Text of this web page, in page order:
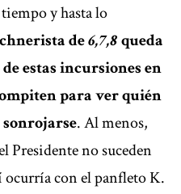
y hasta lo
de6,7,8queda
estas incursiones en
para ver quién
sonrojarse. Al menos,
Presidente no suceden
ocurría con el panfleto K.